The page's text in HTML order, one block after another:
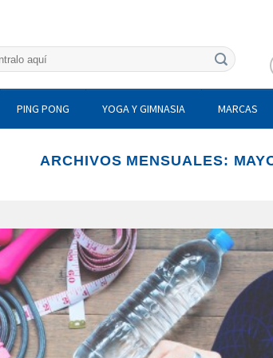
PING PONG YOGA Y GIMNASIA MARCAS
ARCHIVOS MENSUALES: